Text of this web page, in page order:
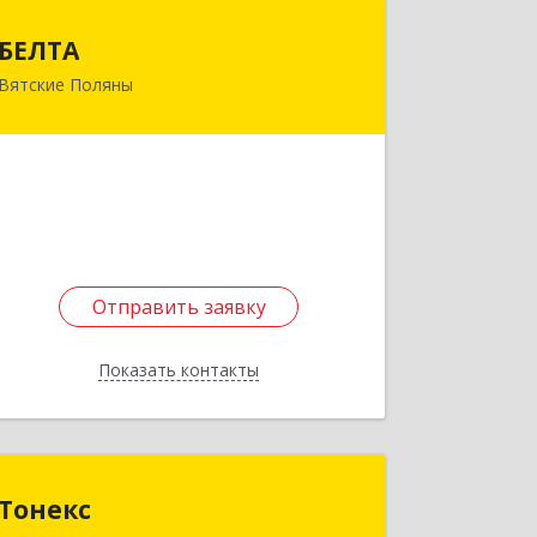
БЕЛТА
Вятские Поляны
Отправить заявку
Показать контакты
612960, Кировская обл, Вятские
Отправить заявку
Назад
Тонекс